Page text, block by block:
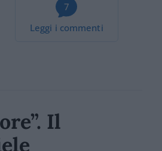
7
Leggi i commenti
Il